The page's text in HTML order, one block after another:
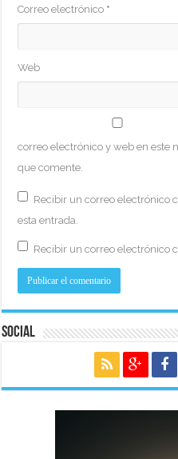
Correo electrónico *
Web
correo electrónico y web en este
que comente.
Recibir un correo electrónico
esta entrada.
Recibir un correo electrónico
Social